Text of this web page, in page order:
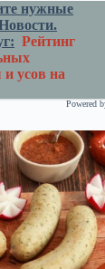
нужные
Рейтинг
усов на
Powered